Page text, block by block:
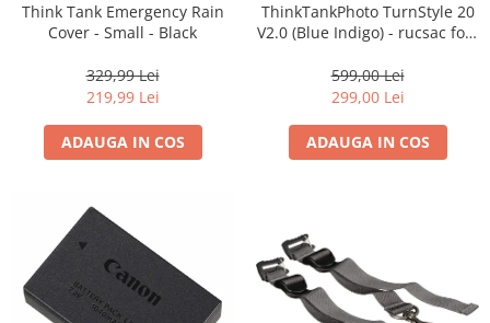
Think Tank Emergency Rain
Cover - Small - Black
329,99 Lei
219,99 Lei
ADAUGA IN COS
ThinkTankPhoto TurnStyle 20
V2.0 (Blue Indigo) - rucsac foto
599,00 Lei
299,00 Lei
ADAUGA IN COS